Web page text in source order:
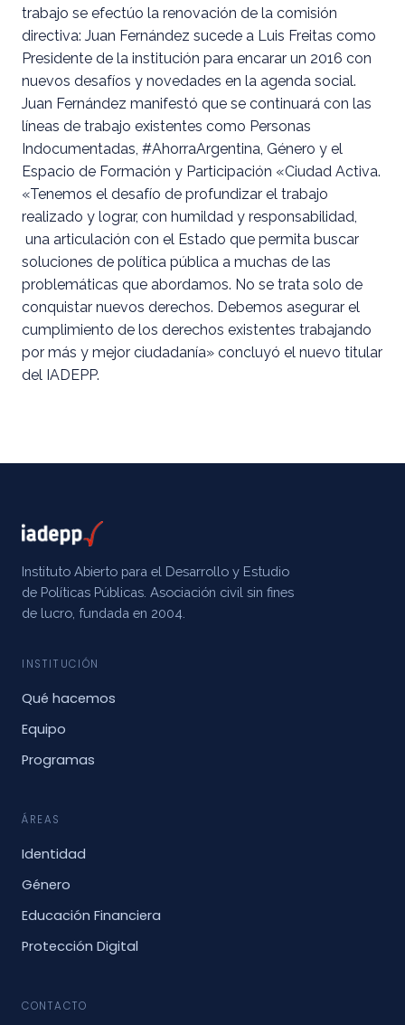
trabajo se efectúo la renovación de la comisión
directiva: Juan Fernández sucede a Luis Freitas como
Presidente de la institución para encarar un 2016 con
nuevos desafíos y novedades en la agenda social.
Juan Fernández manifestó que se continuará con las
líneas de trabajo existentes como Personas
Indocumentadas, #AhorraArgentina, Género y el
Espacio de Formación y Participación «Ciudad Activa.
«Tenemos el desafío de profundizar el trabajo
realizado y lograr, con humildad y responsabilidad,
una articulación con el Estado que permita buscar
soluciones de política pública a muchas de las
problemáticas que abordamos. No se trata solo de
conquistar nuevos derechos. Debemos asegurar el
cumplimiento de los derechos existentes trabajando
por más y mejor ciudadanía» concluyó el nuevo titular
del IADEPP.
Instituto Abierto para el Desarrollo y Estudio
de Políticas Públicas. Asociación civil sin fines
de lucro, fundada en 2004.
INSTITUCIÓN
Qué hacemos
Equipo
Programas
ÁREAS
Identidad
Género
Educación Financiera
Protección Digital
CONTACTO